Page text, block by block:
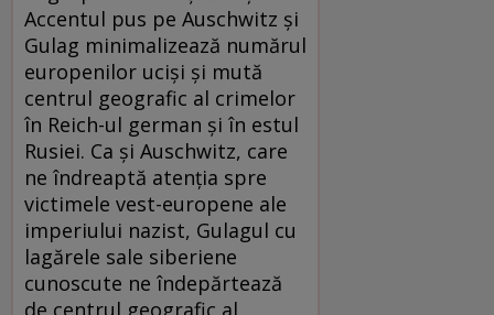
Accentul pus pe Auschwitz şi
Gulag minimalizează numărul
europenilor ucişi şi mută
centrul geografic al crimelor
în Reich-ul german şi în estul
Rusiei. Ca şi Auschwitz, care
ne îndreaptă atenţia spre
victimele vest-europene ale
imperiului nazist, Gulagul cu
lagărele sale siberiene
cunoscute ne îndepărtează
de centrul geografic al